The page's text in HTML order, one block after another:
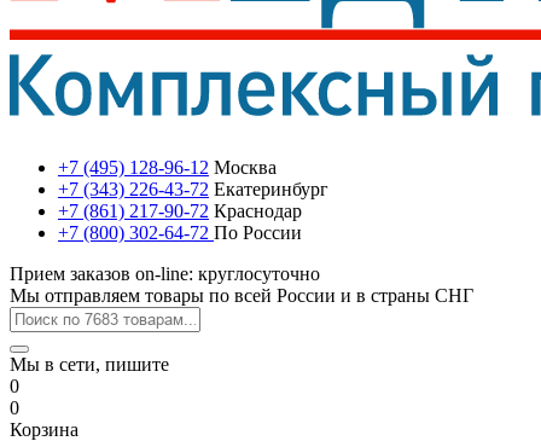
+7 (495) 128-96-12 Москва
+7 (343) 226-43-72 Екатеринбург
+7 (861) 217-90-72 Краснодар
+7 (800) 302-64-72 По России
Прием заказов on-line: круглосуточно
Мы отправляем товары по всей России и в страны СНГ
Мы в сети, пишите
0
0
Корзина